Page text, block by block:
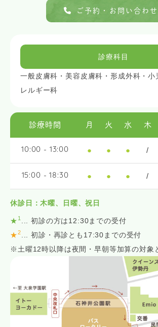
ご予約・お問い合わせ
診療科目
一般皮膚科・美容皮膚科・形成外科・小
レルギー科
診療時間 月 火 水 木
10:00 - 13:00 ● ● ● /
15:00 - 18:30 ● ● ● /
休診日：木曜、日曜、祝日
★ 1
... 初診の方は12:30までの受付
★2
... 初診・再診とも17:30までの受付
※土曜12時以降は夜間・早朝等加算の対象